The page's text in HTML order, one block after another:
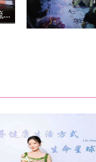
新加坡中小学“合作式学习与差异化教学法”交流培训活动在兰举行